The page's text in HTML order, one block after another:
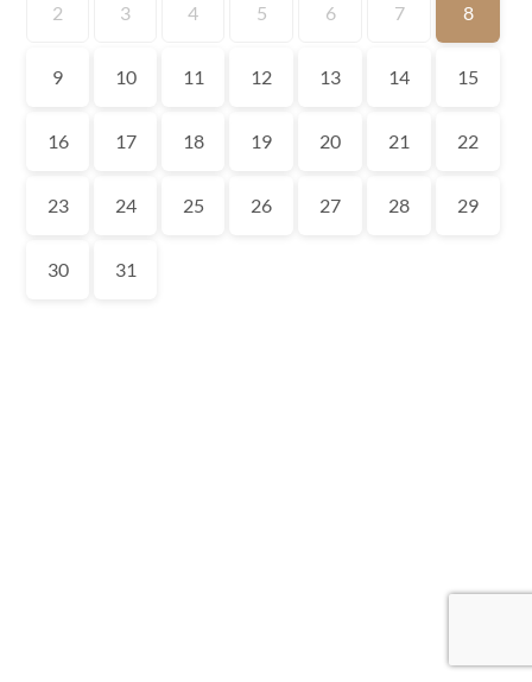
2 3 4 5 6 7 8
9 10 11 12 13 14 15
16 17 18 19 20 21 22
23 24 25 26 27 28 29
30 31